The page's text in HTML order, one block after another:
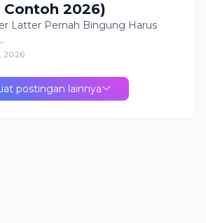
Contoh 2026)
Latter Pernah Bingung Harus
2026
postingan lainnya